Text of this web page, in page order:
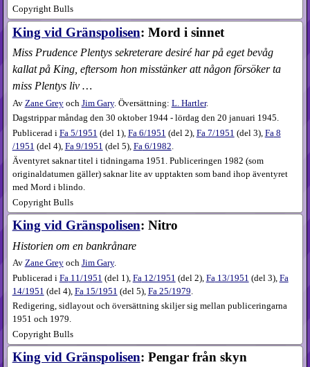
Copyright Bulls
King vid Gränspolisen: Mord i sinnet
Miss Prudence Plentys sekreterare desiré har på eget bevåg
kallat på King, eftersom hon misstänker att någon försöker ta
miss Plentys liv …
Av Zane Greyoch Jim Gary. Översättning: L. Hartler.
Dagstrippar måndag den 30 oktober 1944 - lördag den 20 januari 1945.
Publicerad i Fa 5​/1951 (del 1 ), Fa 6​/1951 (del 2), Fa 7​/1951 (del 3), Fa 8​
/1951 (del 4), Fa 9​/1951 (del 5), Fa 6​/1982
Äventyret saknar titel i tidningarna 1951. Publiceringen 1982 (som
originaldatumen gäller) saknar lite av upptakten som band ihop äventyret
med Mord i blindo.
Copyright Bulls
King vid Gränspolisen: Nitro
Historien om en bankrånare
Av Zane Greyoch Jim Gary.
Publicerad i Fa 11​/1951 (del 1 ), Fa 12​/1951 (del 2), Fa 13​/1951 (del 3), Fa
14​/1951 (del 4), Fa 15​/1951 (del 5), Fa 25​/1979
Redigering, sidlayout och översättning skiljer sig mellan publiceringarna
1951 och 1979.
Copyright Bulls
King vid Gränspolisen: Pengar från skyn